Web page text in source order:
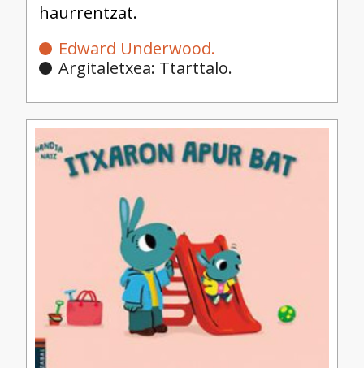
haurrentzat.
Edward Underwood.
Argitaletxea: Ttarttalo.